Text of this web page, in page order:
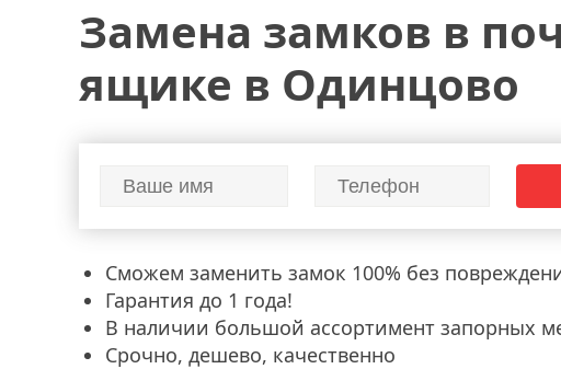
Замена замков в
ящике в Одинцово
Сможем заменить замок 100% без
Гарантия до 1 года!
В наличии большой ассортимент запорных
Срочно, дешево, качественно